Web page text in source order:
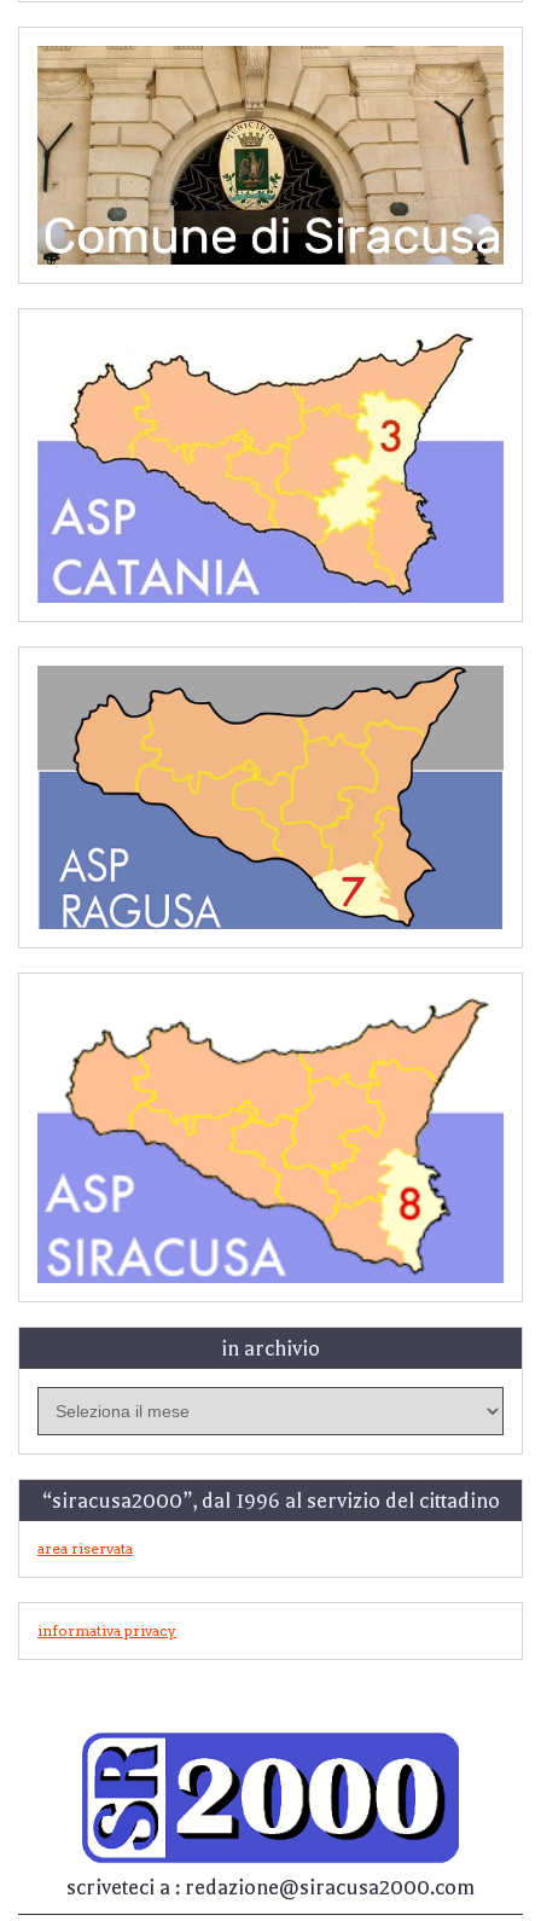
in archivio
archivio
“siracusa2000”, dal 1996 al servizio del cittadino
area riservata
informativa privacy
scriveteci a : redazione@siracusa2000.com